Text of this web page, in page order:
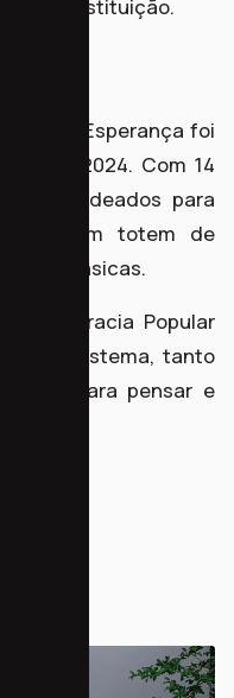
de substituição.
- Vila Esperança foi
de 2024. Com 14
e cadeados para
e um totem de
básicas.
Democracia Popular
do sistema, tanto
como para pensar e